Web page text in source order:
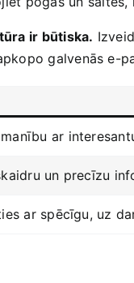
ir būtiska.
galvenās​ e-
​ar
un precīzu
ar spēcīgu, uz